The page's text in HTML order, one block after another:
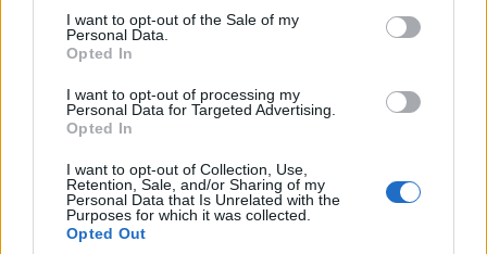
consent section.
I want to opt-out of the Sale of my
Personal Data.
Opted In
I want to opt-out of processing my
Personal Data for Targeted Advertising.
Opted In
I want to opt-out of Collection, Use,
Retention, Sale, and/or Sharing of my
Personal Data that Is Unrelated with the
Purposes for which it was collected.
Opted Out
Címkék:budapest bkv képek villamos uv díszkivilágítás
nosztalgiavillamos